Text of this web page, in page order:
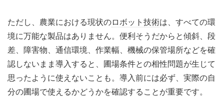
ただし、農業における現状のロボット技術は、すべての環
境に万能な製品はありません。便利そうだからと傾斜、段
差、障害物、通信環境、作業幅、機械の保管場所などを確
認しないまま導入すると、圃場条件との相性問題が生じて
思ったように使えないことも。導入前には必ず、実際の自
分の圃場で使えるかどうかを確認することが重要です。